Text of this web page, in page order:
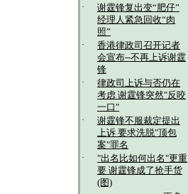
·
谢霆锋复出变“肥仔”
经理人紧急回收“肉
照”
·
香港律政司召开记者
会宣布--不再上诉谢霆
锋
·
律政司上诉与否仍在
考虑 谢霆锋突然"反咬
一口"
·
谢霆锋不服裁定提出
上诉 要求洗脱"顶包
案"罪名
·
"出名比如何出名"更重
要 谢霆锋成了抢手货
(图)